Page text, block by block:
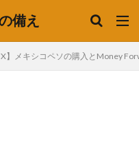
備え
】メキシコペソの購入とMoney